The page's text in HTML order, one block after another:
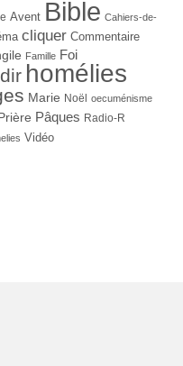
Avent Bible Cahiers-de-
cliquer Commentaire
Famille Foi
homélies
Marie Noël oecuménisme
Pâques Radio-R
Vidéo